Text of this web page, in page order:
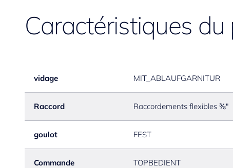
Caractéristiques
vidage MIT_ABLAUFGARNITUR
Raccord Raccordements flexibles ⅜"
goulot FEST
Commande TOPBEDIENT